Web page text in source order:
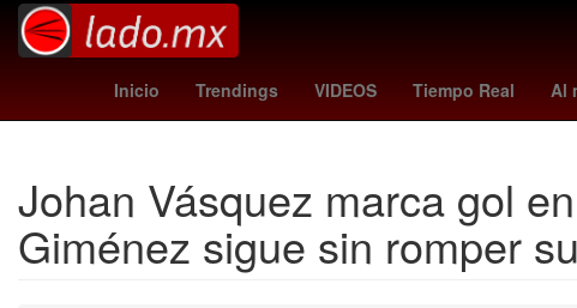
Inicio Trendings VIDEOS Tiempo Real Al
Santa Catarina alito moreno Marisol González Banda El
Johan Vásquez marca gol
Giménez sigue sin romper